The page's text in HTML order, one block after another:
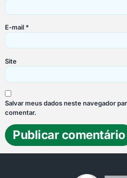
E-mail *
Site
Salvar meus dados neste navegador
comentar.